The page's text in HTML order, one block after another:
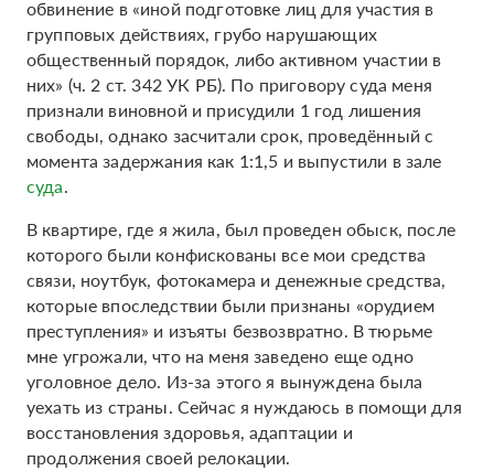
обвинение в «иной подготовке лиц для участия в
групповых действиях, грубо нарушающих
общественный порядок, либо активном участии в
них» (ч. 2 ст. 342 УК РБ). По приговору суда меня
признали виновной и присудили 1 год лишения
свободы, однако засчитали срок, проведённый с
момента задержания как 1:1,5 и выпустили в зале
суда.
В квартире, где я жила, был проведен обыск, после
которого были конфискованы все мои средства
связи, ноутбук, фотокамера и денежные средства,
которые впоследствии были признаны «орудием
преступления» и изъяты безвозвратно. В тюрьме
мне угрожали, что на меня заведено еще одно
уголовное дело. Из-за этого я вынуждена была
уехать из страны. Сейчас я нуждаюсь в помощи для
восстановления здоровья, адаптации и
продолжения своей релокации.